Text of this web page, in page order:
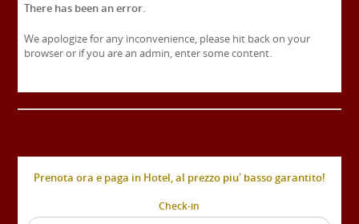
There has been an error.
We apologize for any inconvenience, please hit back on your
browser or if you are an admin, enter some content.
Prenota ora e paga in Hotel, al prezzo piu' basso garantito!
Check-in